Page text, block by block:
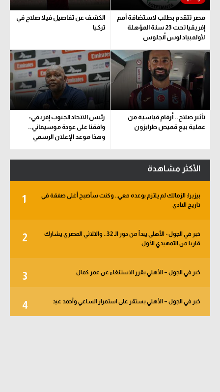
مصر تتقدم بطلب لاستضافة أمم
إفريقيا تحت 23 سنة المؤهلة
لأولمبياد لوس أنجلوس
الكشف عن تفاصيل فيلا صلاح في
تركيا
تأثير صلاح.. أرقام قياسية من
عملية بيع قميص طرابزون
رئيس الاتحاد الجنوب إفريقي:
وافقنا على عودة موسيماني..
وهذا موعد الإعلان الرسمي
الأكثر مشاهدة
1
بيزيرا: الزمالك لم يلتزم بوعده معي.. وكنت سأصبح أغلى صفقة في
تاريخ النادي
2
خبر في الجول - الأهلي يبدأ من دور الـ 32.. والثلاثي المصري يشارك
قاريا من التمهيدي الأول
3 خبر في الجول – الأهلي يقرر الاستنغاء عن عمر كمال
4 خبر في الجول – الأهلي يستقر على استمرار الساعي وأحمد عيد